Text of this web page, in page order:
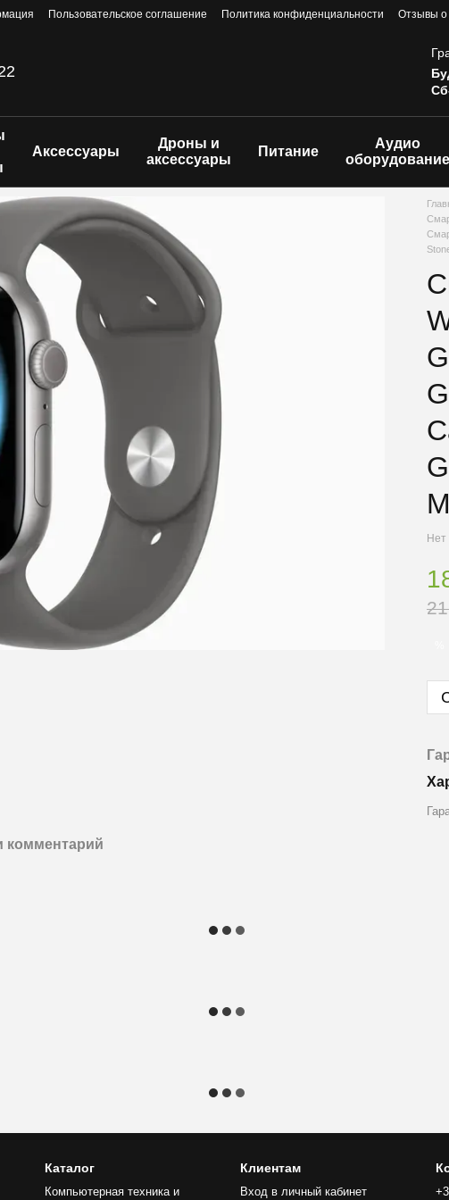
Пользовательское соглашение Политика конфиденциальности Отзывы о
Аксессуары
Дроны и
аксессуары
Питание
Аудио
оборудование
Нет
комментарий
Каталог
Компьютерная техника и
Клиентам
Вход в личный кабинет